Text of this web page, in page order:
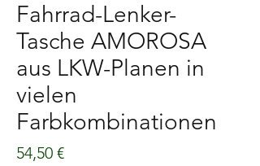
Fahrrad-Lenker-
Tasche AMOROSA
aus LKW-Planen in
vielen
Farbkombinationen
54,50 €Preis